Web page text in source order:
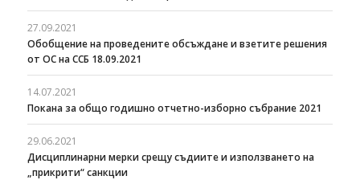
27.09.2021
Oбобщение на проведените обсъждане и взетите решения
от ОС на ССБ 18.09.2021
14.07.2021
Покана за общо годишно отчетно-изборно събрание 2021
29.06.2021
Дисциплинарни мерки срещу съдиите и използването на
„прикрити“ санкции